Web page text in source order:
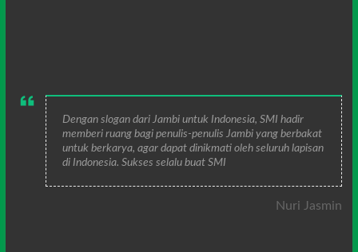
Dengan slogan dari Jambi untuk Indonesia, SMI hadir
memberi ruang bagi penulis-penulis Jambi yang berbakat
untuk berkarya, agar dapat dinikmati oleh seluruh lapisan
di Indonesia. Sukses selalu buat SMI
Nuri Jasmin